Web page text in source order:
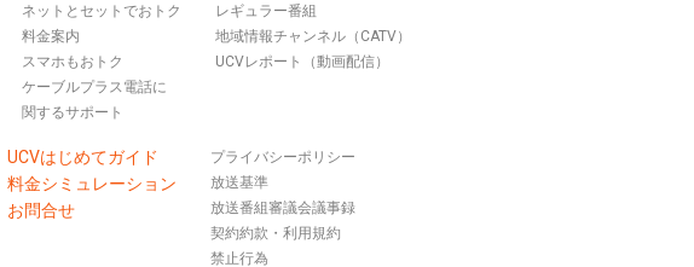
ネットとセットでおトク
料金案内
スマホもおトク
ケーブルプラス電話に
関するサポート
レギュラー番組
地域情報チャンネル（CATV）
UCVレポート（動画配信）
UCVはじめてガイド
料金シミュレーション
お問合せ
プライバシーポリシー
放送基準
放送番組審議会議事録
契約約款・利用規約
禁止行為